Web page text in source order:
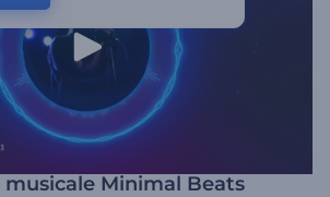
Minimal Beats